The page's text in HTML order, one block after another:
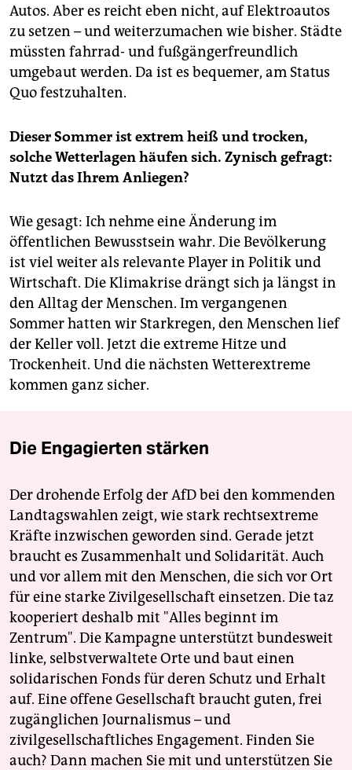
Autos. Aber es reicht eben nicht, auf Elektroautos
zu setzen – und weiterzumachen wie bisher. Städte
müssten fahrrad- und fußgängerfreundlich
umgebaut werden. Da ist es bequemer, am Status
Quo festzuhalten.
Dieser Sommer ist extrem heiß und trocken,
solche Wetterlagen häufen sich. Zynisch gefragt:
Nutzt das Ihrem Anliegen?
Wie gesagt: Ich nehme eine Änderung im
öffentlichen Bewusstsein wahr. Die Bevölkerung
ist viel weiter als relevante Player in Politik und
Wirtschaft. Die Klimakrise drängt sich ja längst in
den Alltag der Menschen. Im vergangenen
Sommer hatten wir Starkregen, den Menschen lief
der Keller voll. Jetzt die extreme Hitze und
Trockenheit. Und die nächsten Wetterextreme
kommen ganz sicher.
Die Engagierten stärken
Der drohende Erfolg der AfD bei den kommenden
Landtagswahlen zeigt, wie stark rechtsextreme
Kräfte inzwischen geworden sind. Gerade jetzt
braucht es Zusammenhalt und Solidarität. Auch
und vor allem mit den Menschen, die sich vor Ort
für eine starke Zivilgesellschaft einsetzen. Die taz
kooperiert deshalb mit "Alles beginnt im
Zentrum". Die Kampagne unterstützt bundesweit
linke, selbstverwaltete Orte und baut einen
solidarischen Fonds für deren Schutz und Erhalt
auf. Eine offene Gesellschaft braucht guten, frei
zugänglichen Journalismus – und
zivilgesellschaftliches Engagement. Finden Sie
auch? Dann machen Sie mit und unterstützen Sie